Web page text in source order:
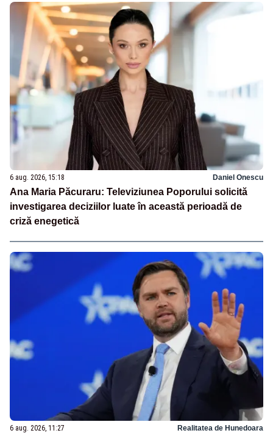
6 aug. 2026, 15:18 Daniel Onescu
Ana Maria Păcuraru: Televiziunea Poporului solicită
investigarea deciziilor luate în această perioadă de
criză enegetică
6 aug. 2026, 11:27 Realitatea de Hunedoara